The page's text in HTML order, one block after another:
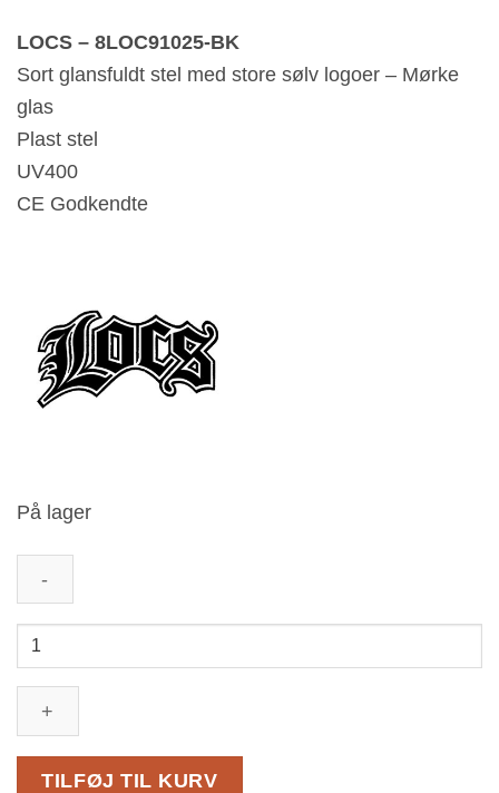
pris
var:
pris
er:
LOCS – 8LOC91025-BK
Sort glansfuldt stel med store sølv logoer – Mørke
glas
Plast stel
UV400
CE Godkendte
På lager
Locs
Solbriller
-
Güey
antal
TILFØJ TIL KURV